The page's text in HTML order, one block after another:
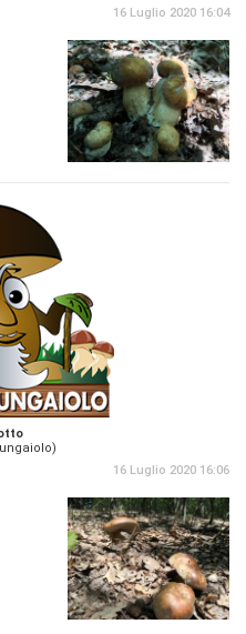
16 Luglio 2020 16:04
16 Luglio 2020 16:06